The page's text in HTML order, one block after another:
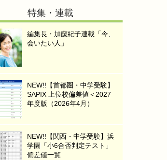
特集・連載
編集長・加藤紀子連載「今、
会いたい人」
NEW!!【首都圏・中学受験】
SAPIX 上位校偏差値＜2027
年度版（2026年4月）
NEW!!【関西・中学受験】浜
学園「小6合否判定テスト」
偏差値一覧